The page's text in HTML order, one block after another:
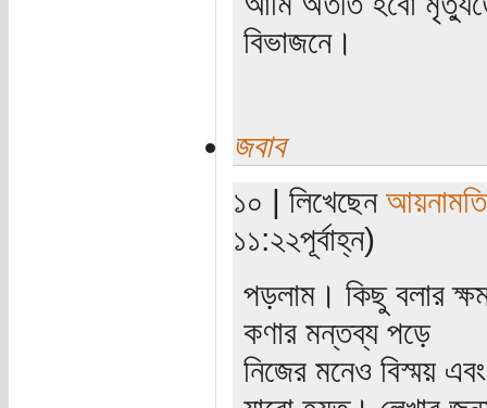
বিভাজনে।
জবাব
১০ | লিখেছেন আয়নামতি
১১:২২পূর্বাহ্ন)
পড়লাম। কিছু বলার
কণার মন্তব্য পড়ে
নিজের মনেও বিস্ময়